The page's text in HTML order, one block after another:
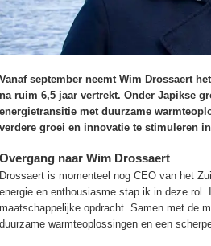
Vanaf september neemt Wim Drossaert
na ruim 6,5 jaar vertrekt. Onder Japikse
energietransitie met duurzame
verdere groei en innovatie te stimuleren
Overgang naar Wim Drossaert
Drossaert is momenteel nog CEO van het
energie en enthousiasme stap ik in deze
maatschappelijke opdracht. Samen met de
duurzame warmteoplossingen en een